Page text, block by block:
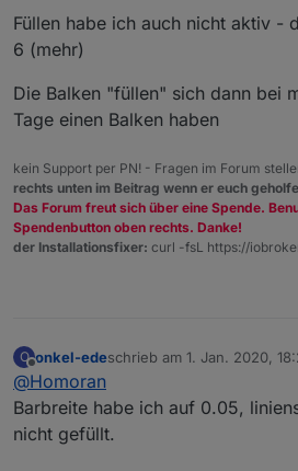
Füllen habe ich auch nicht aktiv -
6 (mehr)
Die Balken "füllen" sich dann bei
Tage einen Balken haben
kein Support per PN! - Fragen im Forum
rechts unten im Beitrag wenn er euch
Das Forum freut sich über eine Spende.
Spendenbutton oben rechts. Danke!
der Installationsfixer: curl -fsL https://
O
Offline
onkel-edeschrieb am 1. Jan. 2020,
zuletzt editiert von
@Homoran
Barbreite habe ich auf 0.05,
nicht gefüllt.